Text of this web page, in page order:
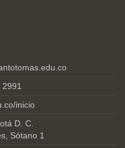
inicio
D. C.
Sótano 1